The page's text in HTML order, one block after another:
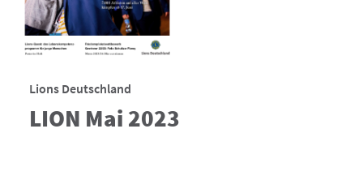
Lions Deutschland
LION Mai 2023